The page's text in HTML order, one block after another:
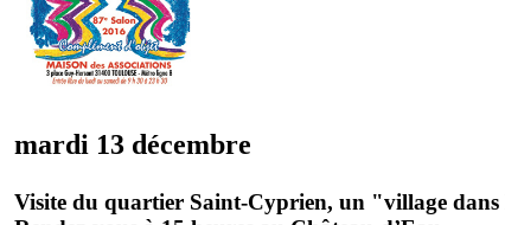
mardi 13 décembre
Visite du quartier Saint-Cyprien, un "village